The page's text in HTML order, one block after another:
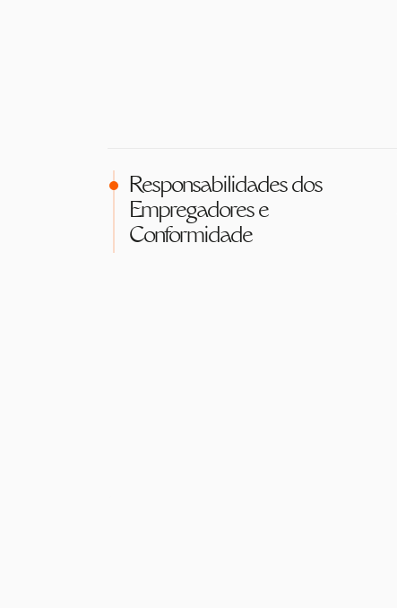
Responsabilidades dos
Empregadores e
Conformidade